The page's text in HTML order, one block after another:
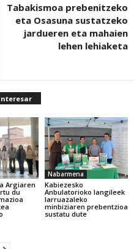
Tabakismoa prebenitzeko
eta Osasuna sustatzeko
jardueren eta mahaien
lehen lehiaketa
Argiaren
du
Nabarmena
Kabiezesko
Anbulatorioko langileek
larruazaleko
minbiziaren prebentzioa
sustatu dute